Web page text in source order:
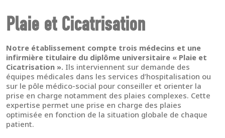
Plaie et Cicatrisation
Notre établissement compte trois médecins et une
infirmière titulaire du diplôme universitaire « Plaie et
Cicatrisation ». Ils interviennent sur demande des
équipes médicales dans les services d’hospitalisation ou
sur le pôle médico-social pour conseiller et orienter la
prise en charge notamment des plaies complexes. Cette
expertise permet une prise en charge des plaies
optimisée en fonction de la situation globale de chaque
patient.